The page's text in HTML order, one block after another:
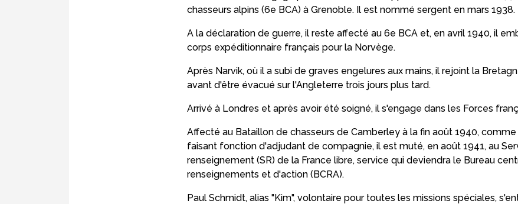
chasseurs alpins (6e BCA) à Grenoble. Il est nommé sergent en mars 1938.
A la déclaration de guerre, il reste affecté au 6e BCA et, en avril 1940, il
corps expéditionnaire français pour la Norvège.
Après Narvik, où il a subi de graves engelures aux mains, il rejoint la
avant d'être évacué sur l'Angleterre trois jours plus tard.
Arrivé à Londres et après avoir été soigné, il s'engage dans les Forces
Affecté au Bataillon de chasseurs de Camberley à la fin août 1940,
faisant fonction d'adjudant de compagnie, il est muté, en août 1941, au
renseignement (SR) de la France libre, service qui deviendra le Bureau
renseignements et d'action (BCRA).
Paul Schmidt, alias "Kim", volontaire pour toutes les missions spéciales,